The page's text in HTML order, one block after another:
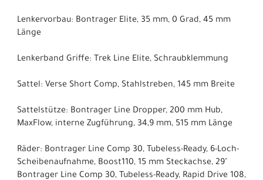
Lenkervorbau: Bontrager Elite, 35 mm, 0 Grad, 45 mm
Länge
Lenkerband Griffe: Trek Line Elite, Schraubklemmung
Sattel: Verse Short Comp, Stahlstreben, 145 mm Breite
Sattelstütze: Bontrager Line Dropper, 200 mm Hub,
MaxFlow, interne Zugführung, 34,9 mm, 515 mm Länge
Räder: Bontrager Line Comp 30, Tubeless-Ready, 6-Loch-
Scheibenaufnahme, Boost110, 15 mm Steckachse, 29"
Bontrager Line Comp 30, Tubeless-Ready, Rapid Drive 108,